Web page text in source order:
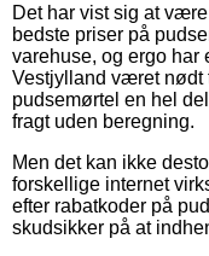
Det har vist sig at
bedste priser på
varehuse, og ergo har
Vestjylland været nødt
pudsemørtel en hel
fragt uden beregning.
Men det kan ikke
forskellige internet
efter rabatkoder på
skudsikker på at